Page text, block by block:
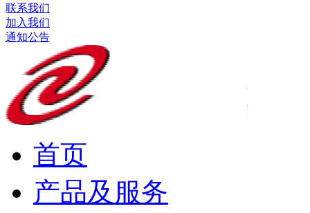
联系我们
加入我们
通知公告
首页
产品及服务